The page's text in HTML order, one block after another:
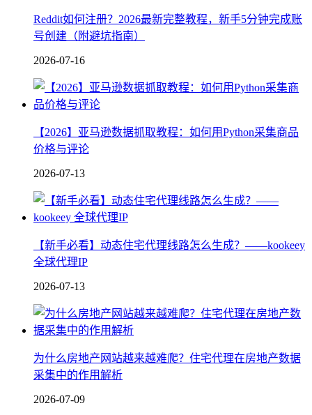
Reddit如何注册？2026最新完整教程，新手5分钟完成账
号创建（附避坑指南）
2026-07-16
【2026】亚马逊数据抓取教程：如何用Python采集商品
价格与评论
2026-07-13
【新手必看】动态住宅代理线路怎么生成？——kookeey
全球代理IP
2026-07-13
为什么房地产网站越来越难爬？住宅代理在房地产数据
采集中的作用解析
2026-07-09